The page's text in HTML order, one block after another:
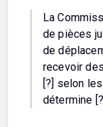
La
de pièces
de
recevoir
[?] selon
détermine